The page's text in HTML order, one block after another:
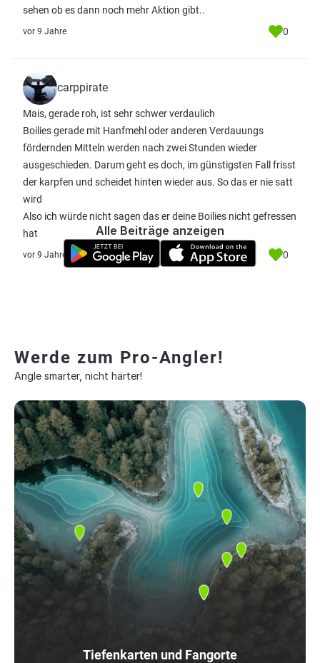
sehen ob es dann noch mehr Aktion gibt..
vor 9 Jahre 0
carppirate
Mais, gerade roh, ist sehr schwer verdaulich
Boilies gerade mit Hanfmehl oder anderen Verdauungs
fördernden Mitteln werden nach zwei Stunden wieder
ausgeschieden. Darum geht es doch, im günstigsten Fall frisst
der karpfen und scheidet hinten wieder aus. So das er nie satt
wird
Also ich würde nicht sagen das er deine Boilies nicht gefressen
hat
vor 9 Jahre 0
Alle Beiträge anzeigen
Werde zum Pro-Angler!
Angle smarter, nicht härter!
Tiefenkarten und Fangorte